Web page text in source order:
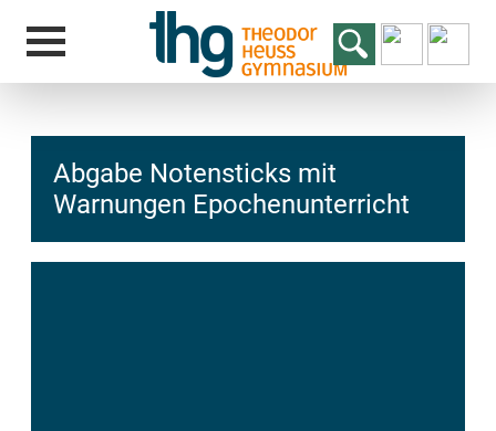
ed.ne
kalsn
id-gh
t@elu
hcs
Abgabe Notensticks mit
Warnungen Epochenunterricht